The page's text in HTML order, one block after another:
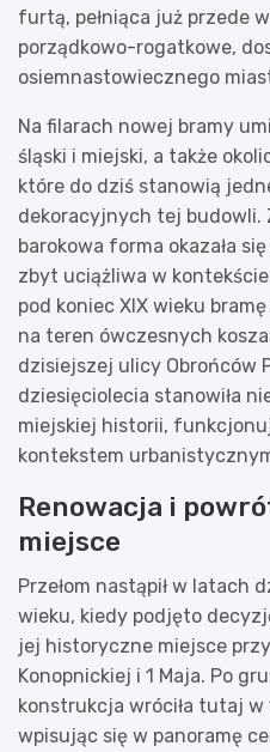
furtą, pełniąca już przede
porządkowo-rogatkowe,
osiemnastowiecznego
Na filarach nowej bramy
śląski i miejski, a także
które do dziś stanowią
dekoracyjnych tej budowli.
barokowa forma okazała
zbyt uciążliwa w
pod koniec XIX wieku
na teren ówczesnych
dzisiejszej ulicy Obrońców
dziesięciolecia stanowiła
miejskiej historii,
kontekstem
Renowacja i
miejsce
Przełom nastąpił w latach
wieku, kiedy podjęto
jej historyczne miejsce
Konopnickiej i 1 Maja. Po
konstrukcja wróciła tutaj w
wpisując się w panoramę